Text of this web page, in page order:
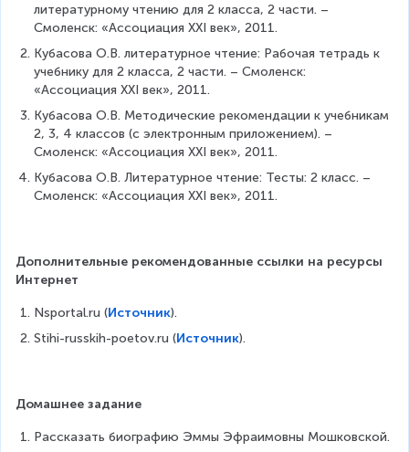
литературному чтению для 2 класса, 2 части. –
Смоленск: «Ассоциация ХХI век», 2011.
Кубасова О.В. литературное чтение: Рабочая тетрадь к
учебнику для 2 класса, 2 части. – Смоленск:
«Ассоциация ХХI век», 2011.
Кубасова О.В. Методические рекомендации к учебникам
2, 3, 4 классов (с электронным приложением). –
Смоленск: «Ассоциация ХХI век», 2011.
Кубасова О.В. Литературное чтение: Тесты: 2 класс. –
Смоленск: «Ассоциация ХХI век», 2011.
Дополнительные рекомендованные ссылки на ресурсы
Интернет
Nsportal.ru (Источник).
Stihi-russkih-poetov.ru (Источник).
Домашнее задание
Рассказать биографию Эммы Эфраимовны Мошковской.